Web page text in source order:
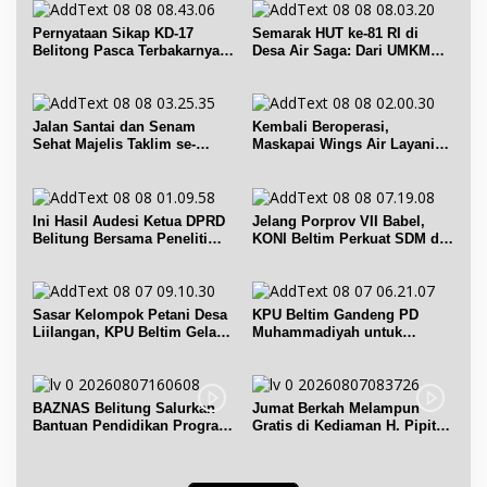
Pernyataan Sikap KD-17
Belitong Pasca Terbakarnya
Semarak HUT ke-81 RI di
Desa Air Saga: Dari UMKM
Jalan Santai dan Senam
Sehat Majelis Taklim se-
Kembali Beroperasi,
Maskapai Wings Air Layani
Ini Hasil Audesi Ketua DPRD
Belitung Bersama Peneliti
Jelang Porprov VII Babel,
KONI Beltim Perkuat SDM di
Sasar Kelompok Petani Desa
Liilangan, KPU Beltim Gelar
KPU Beltim Gandeng PD
Muhammadiyah untuk
BAZNAS Belitung Salurkan
Bantuan Pendidikan Program
Jumat Berkah Melampun
Gratis di Kediaman H. Pipit